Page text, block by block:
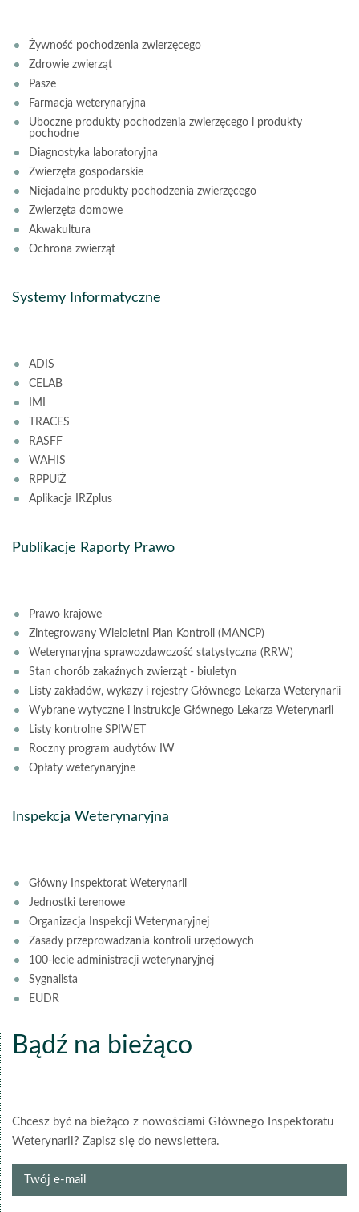
Żywność pochodzenia zwierzęcego
Zdrowie zwierząt
Pasze
Farmacja weterynaryjna
Uboczne produkty pochodzenia zwierzęcego i produkty
pochodne
Diagnostyka laboratoryjna
Zwierzęta gospodarskie
Niejadalne produkty pochodzenia zwierzęcego
Zwierzęta domowe
Akwakultura
Ochrona zwierząt
Systemy Informatyczne
ADIS
CELAB
IMI
TRACES
RASFF
WAHIS
RPPUiŻ
Aplikacja IRZplus
Publikacje Raporty Prawo
Prawo krajowe
Zintegrowany Wieloletni Plan Kontroli (MANCP)
Weterynaryjna sprawozdawczość statystyczna (RRW)
Stan chorób zakaźnych zwierząt - biuletyn
Listy zakładów, wykazy i rejestry Głównego Lekarza Weterynarii
Wybrane wytyczne i instrukcje Głównego Lekarza Weterynarii
Listy kontrolne SPIWET
Roczny program audytów IW
Opłaty weterynaryjne
Inspekcja Weterynaryjna
Główny Inspektorat Weterynarii
Jednostki terenowe
Organizacja Inspekcji Weterynaryjnej
Zasady przeprowadzania kontroli urzędowych
100-lecie administracji weterynaryjnej
Sygnalista
EUDR
Bądź na bieżąco
Chcesz być na bieżąco z nowościami Głównego Inspektoratu
Weterynarii? Zapisz się do newslettera.
Twój